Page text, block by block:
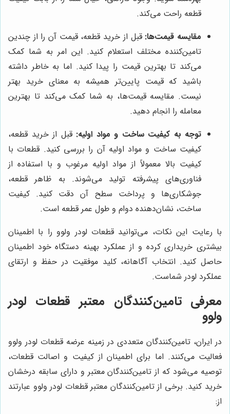
قطعه راحت می‌کند.
مقایسه قیمت‌ها: قبل از خرید قطعه، قیمت آن را از چندین
تامین‌کننده مختلف استعلام کنید. این امر به شما کمک
می‌کند تا بهترین قیمت را پیدا کنید. اما به خاطر داشته
باشید که قیمت پایین‌تر همیشه به معنای خرید بهتر
نیست. مقایسه قیمت‌ها، به شما کمک می‌کند تا بهترین
معامله را انجام دهید.
توجه به کیفیت ساخت و مواد اولیه: قبل از خرید قطعه،
کیفیت ساخت و مواد اولیه آن را بررسی کنید. قطعات با
کیفیت بالا معمولاً از مواد اولیه مرغوب و با استفاده از
فناوری‌های پیشرفته تولید می‌شوند. به ظاهر قطعه،
جوشکاری‌ها و پرداخت سطح آن دقت کنید. کیفیت
ساخت، نشان‌دهنده دوام و طول عمر قطعه است.
با رعایت این نکات، می‌توانید قطعات لودر ولوو را با اطمینان
بیشتری خریداری کرده و از عملکرد بهینه دستگاه خود اطمینان
حاصل کنید. انتخاب آگاهانه، کلید موفقیت در حفظ و ارتقای
عملکرد لودر شماست.
معرفی تامین‌کنندگان معتبر قطعات لودر
ولوو
در ایران، تامین‌کنندگان متعددی در زمینه عرضه قطعات لودر ولوو
فعالیت می‌کنند. اما برای اطمینان از کیفیت و اصالت قطعات،
توصیه می‌شود که از تامین‌کنندگان معتبر و دارای سابقه درخشان
خرید کنید. برخی از تامین‌کنندگان معتبر قطعات لودر ولوو عبارتند
از: